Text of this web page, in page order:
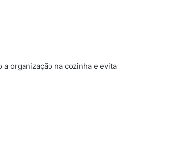
organização na cozinha e evita